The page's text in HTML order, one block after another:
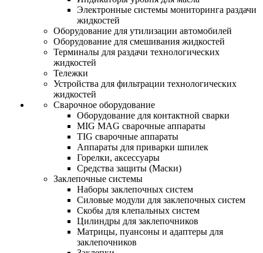
Электронные системы мониторинга раздачи
жидкостей
Оборудование для утилизации автомобилей
Оборудование для смешивания жидкостей
Терминалы для раздачи технологических
жидкостей
Тележки
Устройства для фильтрации технологических
жидкостей
Сварочное оборудование
Оборудование для контактной сварки
MIG MAG сварочные аппараты
TIG сварочные аппараты
Аппараты для приварки шпилек
Горелки, аксессуары
Средства защиты (Маски)
Заклепочные системы
Наборы заклепочных систем
Силовые модули для заклепочных систем
Скобы для клепальных систем
Цилиндры для заклепочников
Матрицы, пуансоны и адаптеры для
заклепочников